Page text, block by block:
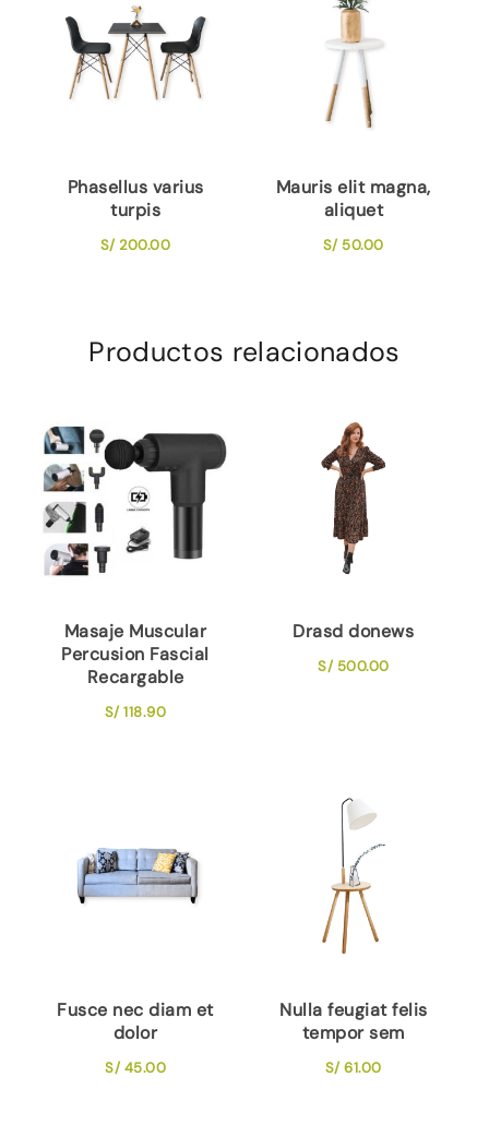
Phasellus varius
turpis
S/200.00
Mauris elit magna,
aliquet
S/50.00
Productos relacionados
Masaje Muscular
Percusion Fascial
Recargable
S/118.90
Drasd donews
S/500.00
Fusce nec diam et
dolor
S/ 45.00
Nulla feugiat felis
tempor sem
S/ 61.00